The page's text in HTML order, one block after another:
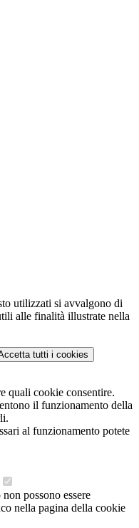
utilizzati si avvalgono di
alle finalità illustrate nella
tutti i cookies
quali cookie consentire.
il funzionamento della
al funzionamento potete
possono essere
nella pagina della cookie